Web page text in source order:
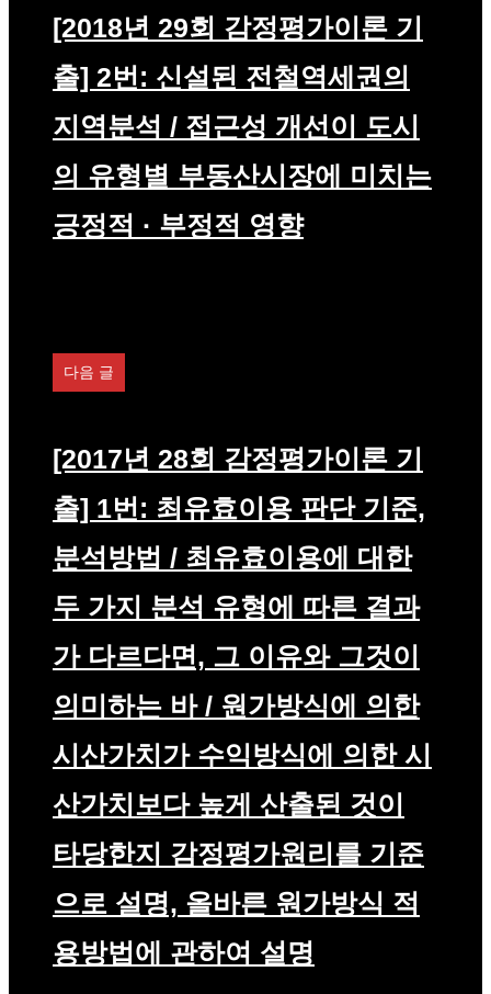
[2018년 29회 감정평가이론 기
출] 2번: 신설된 전철역세권의
지역분석 / 접근성 개선이 도시
의 유형별 부동산시장에 미치는
긍정적 · 부정적 영향
다음 글
[2017년 28회 감정평가이론 기
출] 1번: 최유효이용 판단 기준,
분석방법 / 최유효이용에 대한
두 가지 분석 유형에 따른 결과
가 다르다면, 그 이유와 그것이
의미하는 바 / 원가방식에 의한
시산가치가 수익방식에 의한 시
산가치보다 높게 산출된 것이
타당한지 감정평가원리를 기준
으로 설명, 올바른 원가방식 적
용방법에 관하여 설명